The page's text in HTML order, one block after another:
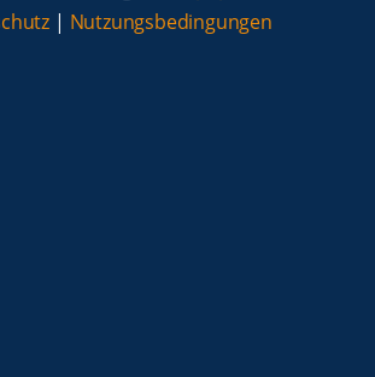
| Nutzungsbedingungen